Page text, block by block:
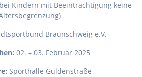
Kindern mit Beeinträchtigung keine
Braunschweig e.V.
02. – 03. Februar 2025
Sporthalle Güldenstraße